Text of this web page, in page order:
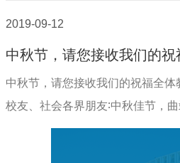
2019-09-12
中秋节，请您接收我们的祝
中秋节，请您接收我们的祝福全
校友、社会各界朋友∶中秋佳节，
表学校党委、行政向全体教职工、
会各界朋友及其家人，致以节日的